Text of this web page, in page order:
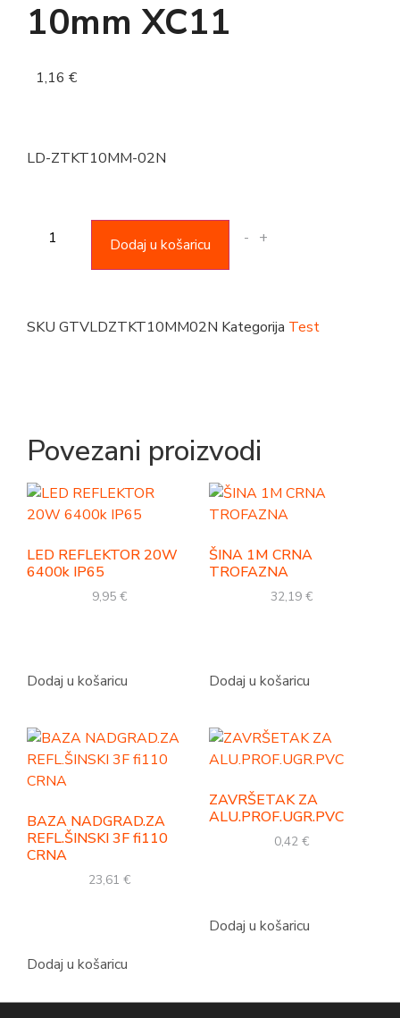
10mm XC11
1,16 €
LD-ZTKT10MM-02N
- +
Dodaj u košaricu
SKU GTVLDZTKT10MM02N Kategorija Test
Povezani proizvodi
LED REFLEKTOR 20W
6400k IP65
9,95 €
Dodaj u košaricu
ŠINA 1M CRNA
TROFAZNA
32,19 €
Dodaj u košaricu
BAZA NADGRAD.ZA
REFL.ŠINSKI 3F fi110
CRNA
23,61 €
Dodaj u košaricu
ZAVRŠETAK ZA
ALU.PROF.UGR.PVC
0,42 €
Dodaj u košaricu